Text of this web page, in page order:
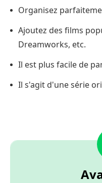
Organisez
Ajoutez des films
Dreamworks, etc.
Il est plus facile de
Il s'agit d'une série